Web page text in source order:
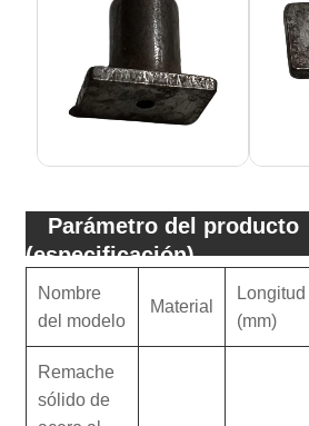
Parámetro del producto
(especificación)
Nombre
del modelo
Material
Longitud
(mm)
Remache
sólido de